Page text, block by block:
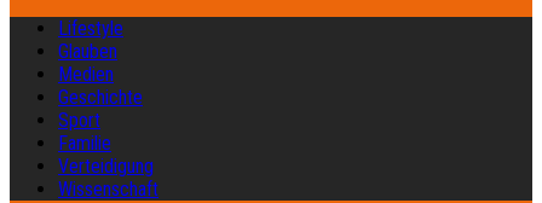
Lifestyle
Glauben
Medien
Geschichte
Sport
Familie
Verteidigung
Wissenschaft